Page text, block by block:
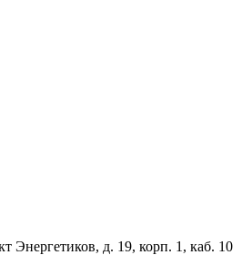
Энергетиков, д. 19, корп. 1, каб. 10